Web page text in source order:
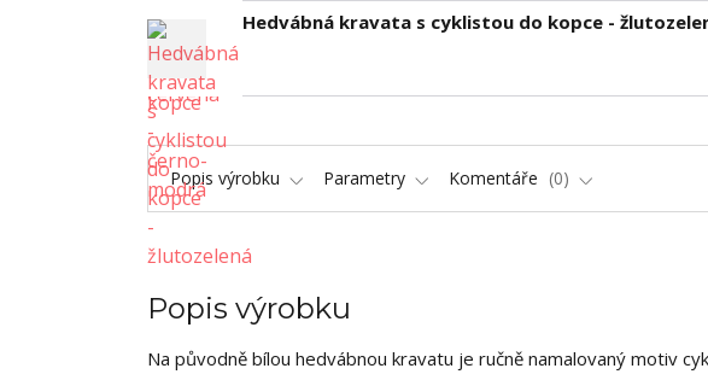
Hedvábná kravata s cyklistou do kopce -
Popis výrobku Parametry Komentáře 0
Popis výrobku
Na původně bílou hedvábnou kravatu je ručně namalovaný motiv